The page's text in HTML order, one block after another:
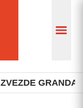
ZVEZDE GRANDA